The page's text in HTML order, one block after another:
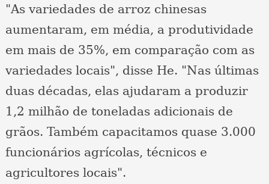
"As variedades de arroz chinesas
aumentaram, em média, a produtividade
em mais de 35%, em comparação com as
variedades locais", disse He. "Nas últimas
duas décadas, elas ajudaram a produzir
1,2 milhão de toneladas adicionais de
grãos. Também capacitamos quase 3.000
funcionários agrícolas, técnicos e
agricultores locais".